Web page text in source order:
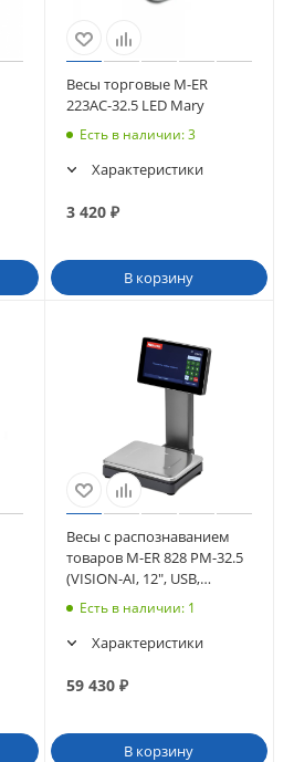
Весы торговые M-ER
223AC-32.5 LED Mary
Есть в наличии: 3
Характеристики
3 420₽
В корзину
Весы с распознаванием
товаров M-ER 828 PM-32.5
(VISION-AI, 12", USB,
Ethernet, Wi-Fi)
Есть в наличии: 1
Характеристики
59 430₽
В корзину